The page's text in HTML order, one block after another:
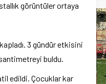
görüntüler ortaya
3 gündür etkisini
buldu.
edildi. Çocuklar kar